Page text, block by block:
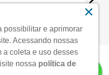
possibilitar e aprimorar
Acessando nossas
a coleta e uso desses
nossa política de
×